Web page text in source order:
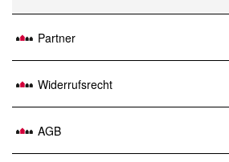
Partner
Widerrufsrecht
AGB